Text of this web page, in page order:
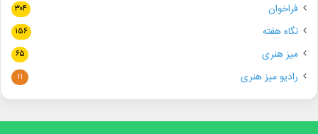
فراخوان ۳۰۴
نگاه هفته ۱۵۶
میز هنری ۶۵
رادیو میز هنری ۱۱